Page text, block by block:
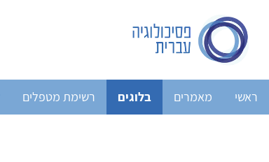
ראשי מאמרים בלוגים רשימת מטפלים